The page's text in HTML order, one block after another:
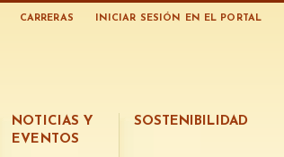
CARRERAS INICIAR SESIÓN EN EL PORTAL
NOTICIAS Y
EVENTOS
SOSTENIBILIDAD